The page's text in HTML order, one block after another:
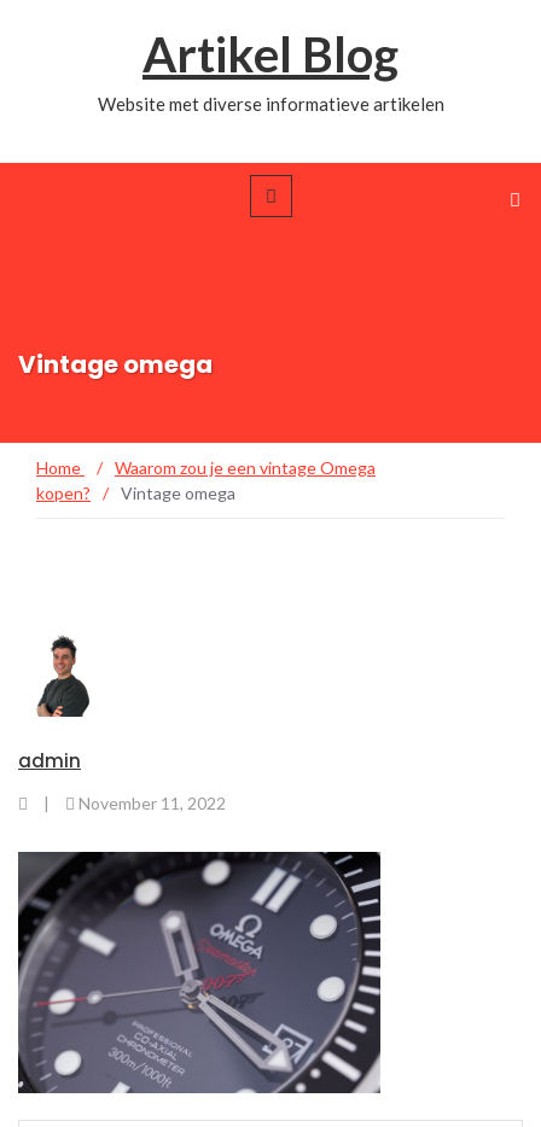
Artikel Blog
Website met diverse informatieve artikelen
Vintage omega
Home / Waarom zou je een vintage Omega
kopen?
/ Vintage omega
admin
| November 11, 2022